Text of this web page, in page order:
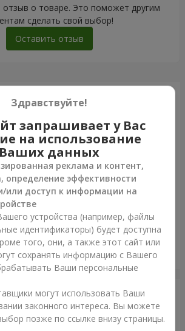
отзыв о товаре. Это поможет другим
сделать свой выбор!
Оставить отзыв
что доставили
Букет из 35 красных роз
Львов
Фотогалерея
Здравствуйте!
запрашивает у Вас
на использование
Ваших данных
реклама и контент,
определение эффективности
или доступ к информации на
устройства (например, файлы
идентификаторы) будет доступна
того, они, а также этот сайт или
сохранять информацию с Вашего
Ваши персональные
могут использовать Ваши
законного интереса. Вы можете
позже по ссылке внизу страницы.